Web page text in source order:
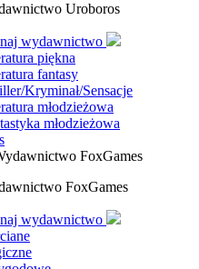
Uroboros
wydawnictwo
piękna
fantasy
Kryminał/Sensacje
młodzieżowa
młodzieżowa
FoxGames
wydawnictwo